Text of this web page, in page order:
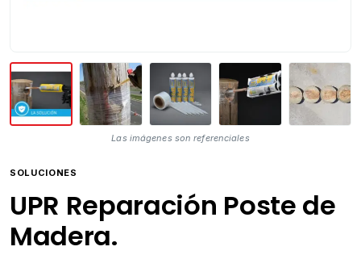
Las imágenes son referenciales
SOLUCIONES
UPR Reparación Poste de
Madera.